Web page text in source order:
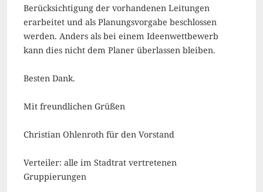
Berücksichtigung der vorhandenen Leitungen
erarbeitet und als Planungsvorgabe beschlossen
werden. Anders als bei einem Ideenwettbewerb
kann dies nicht dem Planer überlassen bleiben.
Besten Dank.
Mit freundlichen Grüßen
Christian Ohlenroth für den Vorstand
Verteiler: alle im Stadtrat vertretenen
Gruppierungen